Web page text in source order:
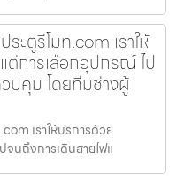
ะตูรีโมท.com เราให้
ต่การเลือกอุปกรณ์ ไป
บคุม โดยทีมช่างผู้
เราให้บริการด้วย
นถึงการเดินสายไฟแ